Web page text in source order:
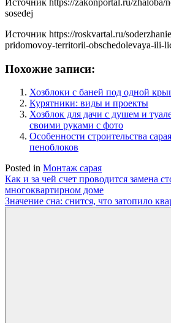
sosedej
Источник https://roskvartal.ru/
pridomovoy-territorii-obschedolevaya-ili-
Похожие записи:
Хозблоки с баней под одной
Курятники: виды и проекты
Хозблок для дачи с душем и
своими руками с фото
Особенности строительства
пеноблоков
Posted in Монтаж сарая
Навигация
по
Как и за чей счет проводится замена
многоквартирном доме
Значение сна: снится, что затопило